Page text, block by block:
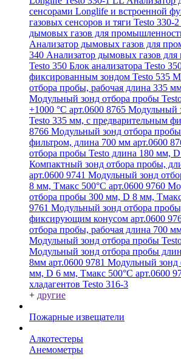
сенсорами Longlife и встроенной
газовых сенсоров и тяги Testo 330-
дымовых газов для
Анализатор дымовых газов для
340 Анализатор дымовых газов
Testo 350 Блок анализатора Testo
фиксированным зондом Testo 535
отбора пробы, рабочая длина 335
Модульный зонд отбора пробы
+1000 °С арт.0600 8765 Модульный
Testo 335 мм, с предварительным
8766 Модульный зонд отбора
фильтром, длина 700 мм арт.0600
отбора пробы Testo длина 180 мм,
Компактный зонд отбора пробы,
арт.0600 9741 Модульный зонд
8 мм, Tмакс 500°С арт.0600 9760
отбора пробы 300 мм, D 8 мм,
9761 Модульный зонд отбора
фиксирующим конусом арт.0600
отбора пробы, рабочая длина 700
Модульный зонд отбора пробы
Модульный зонд отбора пробы
8мм арт.0600 9781 Модульный зонд
мм, D 6 мм, Tмакс 500°С арт.0600
хладагентов Testo 316-3
+ другие
Пожарные извещатели
Алкотестеры
Анемометры